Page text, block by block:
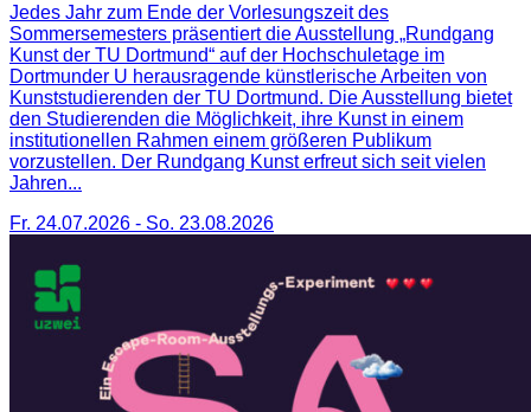
Jedes Jahr zum Ende der Vorlesungszeit des
Sommersemesters präsentiert die Ausstellung „Rundgang
Kunst der TU Dortmund“ auf der Hochschuletage im
Dortmunder U herausragende künstlerische Arbeiten von
Kunststudierenden der TU Dortmund. Die Ausstellung bietet
den Studierenden die Möglichkeit, ihre Kunst in einem
institutionellen Rahmen einem größeren Publikum
vorzustellen. Der Rundgang Kunst erfreut sich seit vielen
Jahren...
Fr. 24.07.2026 - So. 23.08.2026